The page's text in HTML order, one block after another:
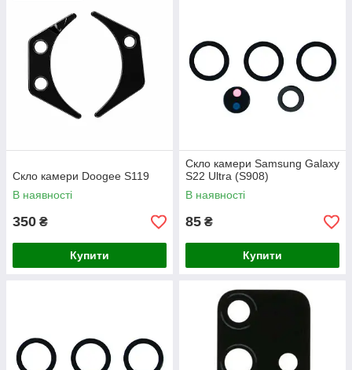
Скло камери Doogee S119
В наявності
350 ₴
Купити
Скло камери Samsung Galaxy
S22 Ultra (S908)
В наявності
85 ₴
Купити